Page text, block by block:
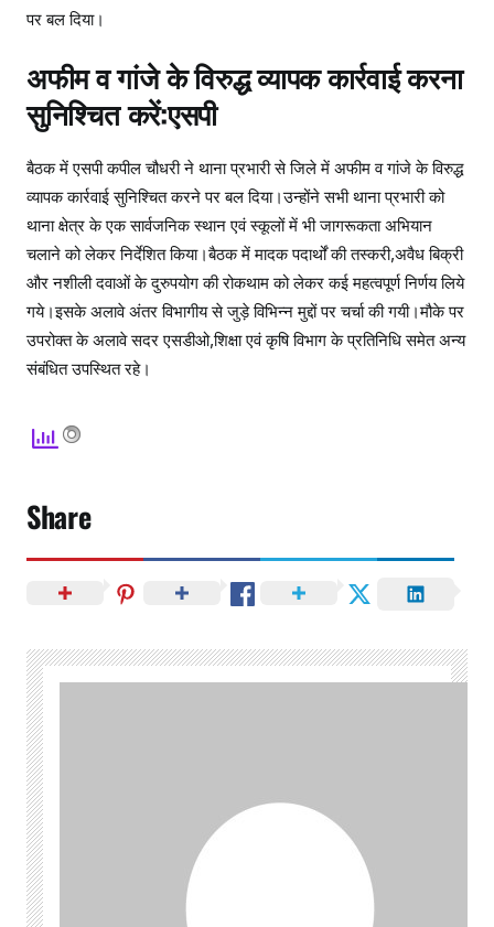
पर बल दिया।
अफीम व गांजे के विरुद्ध व्यापक कार्रवाई करना
सुनिश्चित करें:एसपी
बैठक में एसपी कपील चौधरी ने थाना प्रभारी से जिले में अफीम व गांजे के विरुद्ध
व्यापक कार्रवाई सुनिश्चित करने पर बल दिया।उन्होंने सभी थाना प्रभारी को
थाना क्षेत्र के एक सार्वजनिक स्थान एवं स्कूलों में भी जागरूकता अभियान
चलाने को लेकर निर्देशित किया।बैठक में मादक पदार्थों की तस्करी,अवैध बिक्री
और नशीली दवाओं के दुरुपयोग की रोकथाम को लेकर कई महत्वपूर्ण निर्णय लिये
गये।इसके अलावे अंतर विभागीय से जुड़े विभिन्न मुद्दों पर चर्चा की गयी।मौके पर
उपरोक्त के अलावे सदर एसडीओ,शिक्षा एवं कृषि विभाग के प्रतिनिधि समेत अन्य
संबंधित उपस्थित रहे।
Share